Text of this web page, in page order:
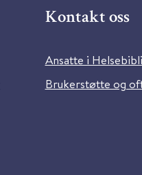
Kontakt oss
Ansatte i
Brukerstøtte og